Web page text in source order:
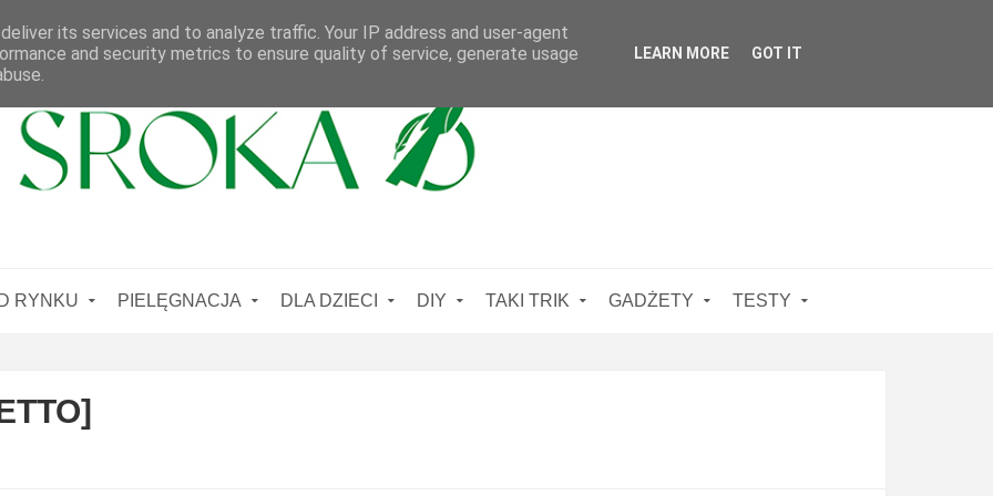
RYNKU PIELĘGNACJA DLA DZIECI DIY TAKI TRIK GADŻETY TESTY
its services and to analyze traffic. Your IP address and user-agent
and security metrics to ensure quality of service, generate usage
LEARN MORE GOT IT